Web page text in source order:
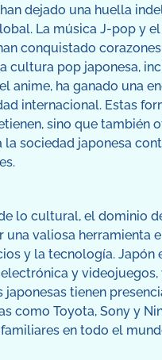
dejado una huella
La música J-pop y
conquistado
cultura pop japonesa,
anime, ha ganado una
internacional. Estas
sino que también
la sociedad japonesa
lo cultural, el dominio
una valiosa herramienta
y la tecnología. Japón
y videojuegos,
japonesas tienen
como Toyota, Sony y
en todo el